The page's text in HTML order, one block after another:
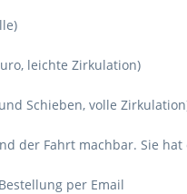
leichte Zirkulation)
Schieben, volle
der Fahrt machbar. Sie
per Email